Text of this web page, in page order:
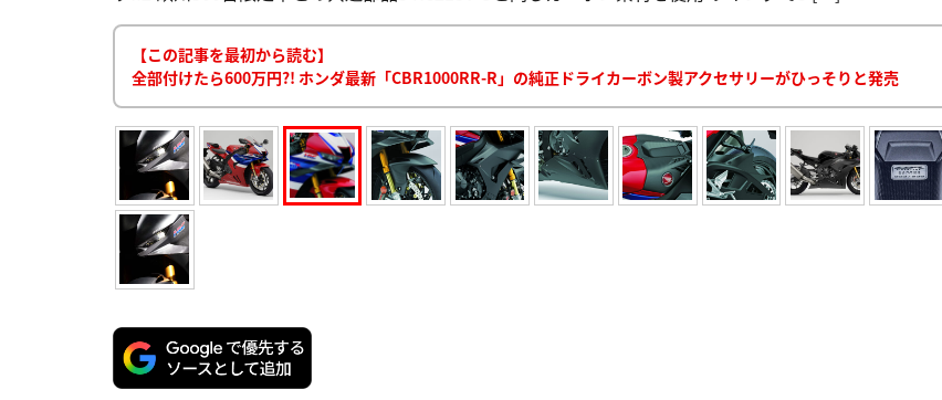
【この記事を最初から読む】
全部付けたら600万円?! ホンダ最新「CBR1000RR-R」の純正ドライカーボン製アクセサリーがひっそりと発売